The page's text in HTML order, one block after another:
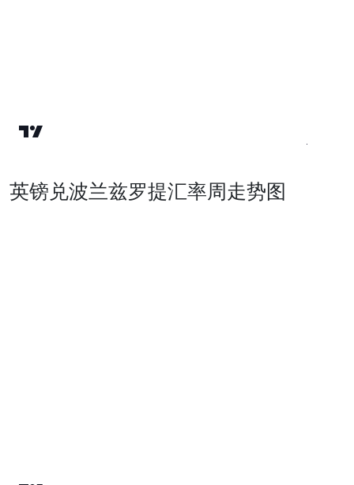
英镑兑波兰兹罗提汇率周走势图